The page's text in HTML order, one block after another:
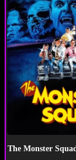
The Monster